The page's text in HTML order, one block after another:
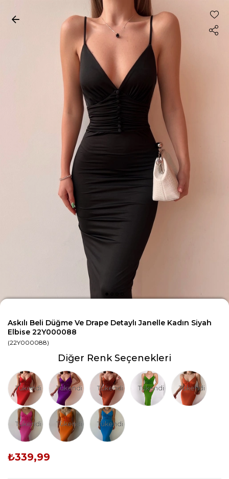
Askılı Beli Düğme Ve Drape Detaylı Janelle Kadın Siyah
Elbise 22Y000088
(22Y000088)
Diğer Renk Seçenekleri
Tükendi Tükendi Tükendi Tükendi Tükendi
Tükendi Tükendi Tükendi
₺339,99